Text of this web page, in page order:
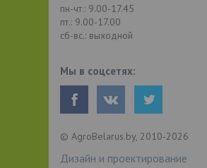
пн-чт.: 9.00-17.45
пт.: 9.00-17.00
сб-вс.: выходной
Мы в соцсетях:
© AgroBelarus.by, 2010-2026
Дизайн и проектирование